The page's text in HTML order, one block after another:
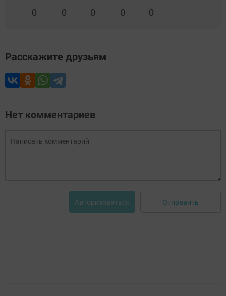
0 0 0 0 0
Расскажите друзьям
Нет комментариев
Авторизоваться Отправить